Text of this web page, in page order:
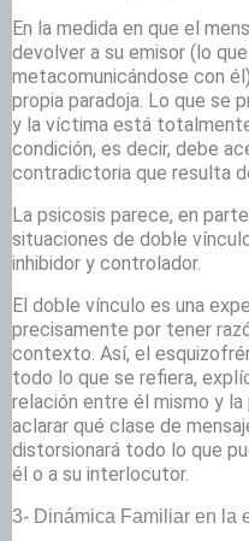
En la medida en que el
devolver a su emisor (lo
metacomunicándose con
propia paradoja. Lo que se
y la víctima está
condición, es decir, debe
contradictoria que resulta
La psicosis parece, en
situaciones de doble
inhibidor y controlador.
El doble vínculo es una
precisamente por tener
contexto. Así, el
todo lo que se refiera,
relación entre él mismo y la
aclarar qué clase de
distorsionará todo lo que
él o a su interlocutor.
3- Dinámica Familiar en la